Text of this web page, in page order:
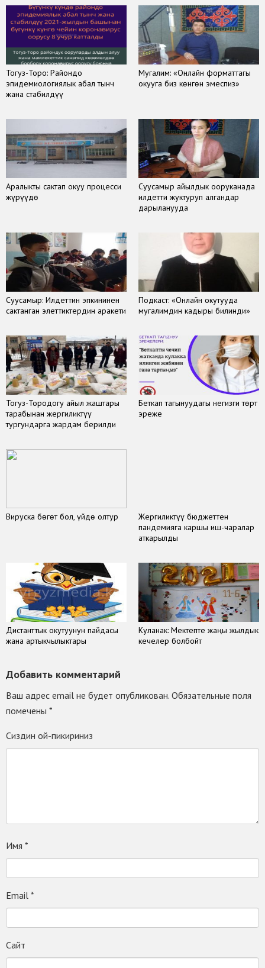
Тогуз-Торо: Райондо
эпидемиологиялык абал тынч
жана стабилдүү
Мугалим: «Онлайн форматтагы
окууга биз көнгөн эмеспиз»
Аралыкты сактап окуу процесси
жүрүүдө
Суусамыр айылдык ооруканада
илдетти жуктуруп алгандар
дарыланууда
Суусамыр: Илдеттин эпкининен
сактанган элеттиктердин аракети
Подкаст: «Онлайн окутууда
мугалимдин кадыры билинди»
Тогуз-Тородогу айыл жаштары
тарабынан жергиликтүү
тургундарга жардам берилди
Беткап тагынуудагы негизги төрт
эреже
Вируска бөгөт бол, үйдө олтур
Жергиликтүү бюджеттен
пандемияга каршы иш-чаралар
аткарылды
Дистанттык окутуунун пайдасы
жана артыкчылыктары
Куланак: Мектепте жаңы жылдык
кечелер болбойт
Добавить комментарий
Ваш адрес email не будет опубликован. Обязательные поля
помечены *
Сиздин ой-пикириниз
Имя *
Email *
Сайт